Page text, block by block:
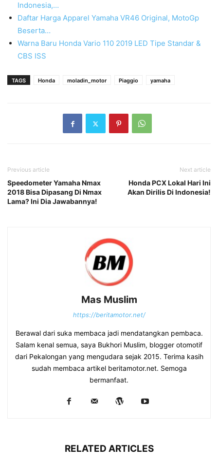
Indonesia,…
Daftar Harga Apparel Yamaha VR46 Original, MotoGp
Beserta…
Warna Baru Honda Vario 110 2019 LED Tipe Standar &
CBS ISS
TAGS Honda moladin_motor Piaggio yamaha
Previous article
Speedometer Yamaha Nmax
2018 Bisa Dipasang Di Nmax
Lama? Ini Dia Jawabannya!
Next article
Honda PCX Lokal Hari Ini
Akan Dirilis Di Indonesia!
Mas Muslim
https://beritamotor.net/
Berawal dari suka membaca jadi mendatangkan pembaca.
Salam kenal semua, saya Bukhori Muslim, blogger otomotif
dari Pekalongan yang mengudara sejak 2015. Terima kasih
sudah membaca artikel beritamotor.net. Semoga
bermanfaat.
RELATED ARTICLES